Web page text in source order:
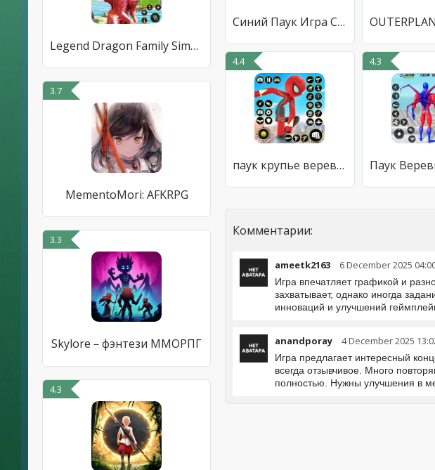
Legend Dragon Family Simulator
3.7
MementoMori: AFKRPG
3.3
Skylore－фэнтези ММОРПГ
4.3
Синий Паук Игра Супер Человек
4.4
паук крупье веревка герой
4.3
Комментарии:
ameetk2163 6 December 2025
Игра впечатляет графикой и
захватывает, однако иногда
инноваций и улучшений
anandporay 4 December 2025
Игра предлагает интересный
всегда отзывчивое. Много
полностью. Нужны улучшения в